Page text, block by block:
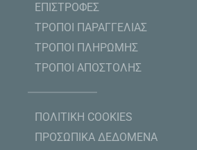
ΕΠΙΣΤΡΟΦΕΣ
ΤΡΟΠΟΙ ΠΑΡΑΓΓΕΛΙΑΣ
ΤΡΟΠΟΙ ΠΛΗΡΩΜΗΣ
ΤΡΟΠΟΙ ΑΠΟΣΤΟΛΗΣ
ΠΟΛΙΤΙΚΗ COOKIES
ΠΡΟΣΩΠΙΚΑ ΔΕΔΟΜΕΝΑ